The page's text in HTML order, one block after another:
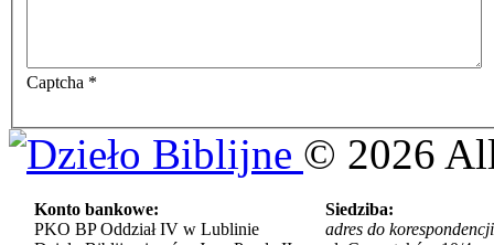
Captcha *
© 2026
Konto bankowe:
PKO BP Oddział IV w Lublinie
Siedziba:
adres do